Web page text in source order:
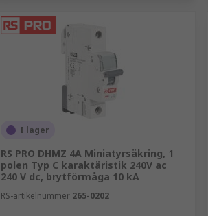
I lager
RS PRO DHMZ 4A Miniatyrsäkring, 1
polen Typ C karaktäristik 240V ac
240 V dc, brytförmåga 10 kA
RS-artikelnummer 265-0202